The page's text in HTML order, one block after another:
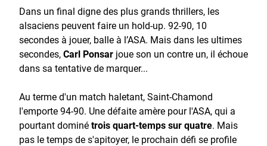
Dans un final digne des plus grands thrillers, les
alsaciens peuvent faire un hold-up. 92-90, 10
secondes à jouer, balle à l’ASA. Mais dans les ultimes
secondes,Carl Ponsar joue son un contre un, il échoue
dans sa tentative de marquer...
Au terme d'un match haletant, Saint-Chamond
l'emporte 94-90. Une défaite amère pour l'ASA, qui a
pourtant dominétrois quart-temps sur quatre. Mais
pas le temps de s'apitoyer, le prochain défi se profile